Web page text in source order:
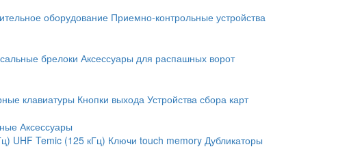
оборудование Приемно-контрольные устройства
брелоки Аксессуары для распашных ворот
клавиатуры Кнопки выхода Устройства сбора карт
Аксессуары
UHF Temic (125 кГц) Ключи touch memory Дубликаторы